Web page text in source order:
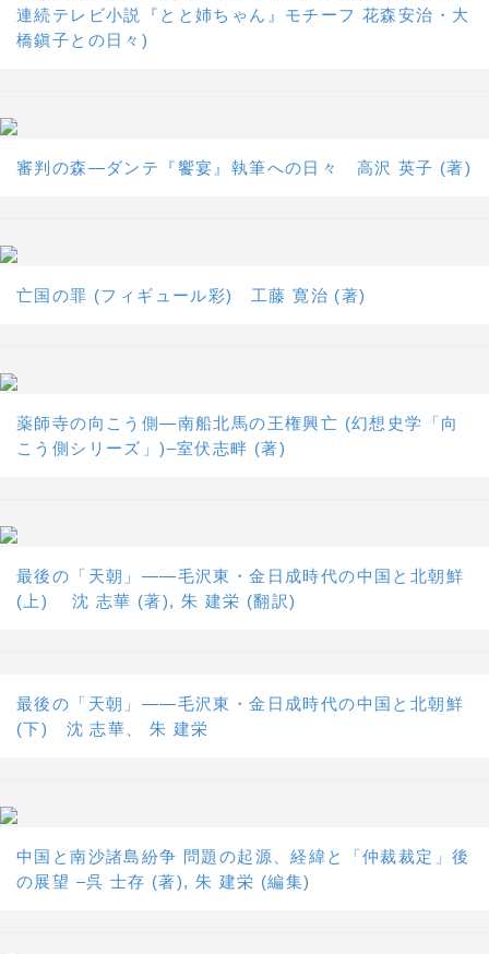
連続テレビ小説『とと姉ちゃん』モチーフ 花森安治・大
橋鎭子との日々)
審判の森―ダンテ『饗宴』執筆への日々 高沢 英子 (著)
亡国の罪 (フィギュール彩) 工藤 寛治 (著)
薬師寺の向こう側―南船北馬の王権興亡 (幻想史学「向
こう側シリーズ」)–室伏志畔 (著)
最後の「天朝」――毛沢東・金日成時代の中国と北朝鮮
(上) 沈 志華 (著), 朱 建栄 (翻訳)
最後の「天朝」――毛沢東・金日成時代の中国と北朝鮮
(下) 沈 志華、 朱 建栄
中国と南沙諸島紛争 問題の起源、経緯と「仲裁裁定」後
の展望 –呉 士存 (著), 朱 建栄 (編集)